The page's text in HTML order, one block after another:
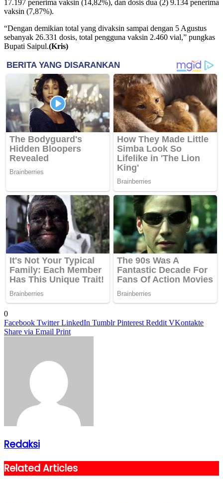
17.197 penerima vaksin (14,82%), dan dosis dua (2) 9.134 penerima
vaksin (7,87%).
“Dengan demikian total yang divaksin sampai dengan 5 Agustus
sebanyak 26.331 dosis, total pengguna vaksin 2.460 vial,” pungkas
Bupati Saipul.(Kris)
0
Facebook Twitter LinkedIn Tumblr Pinterest Reddit VKontakte
Share via Email Print
Redaksi
Related Articles